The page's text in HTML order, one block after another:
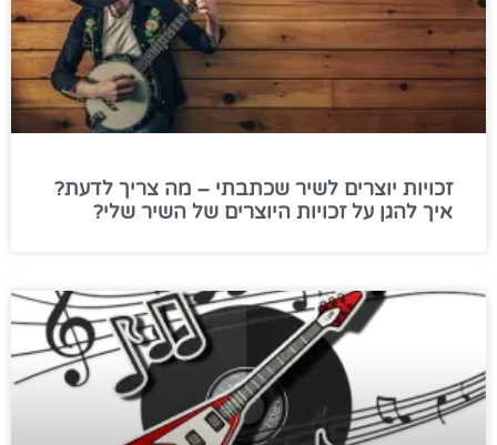
זכויות יוצרים לשיר שכתבתי – מה צריך לדעת?
איך להגן על זכויות היוצרים של השיר שלי?